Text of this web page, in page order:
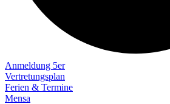
Anmeldung 5er
Vertretungsplan
Ferien & Termine
Mensa